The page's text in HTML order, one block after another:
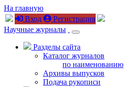
На главную
Вход
Регистрация
Научные журналы
Разделы сайта
Каталог журналов
по наименованию
Архивы выпусков
Подача рукописи